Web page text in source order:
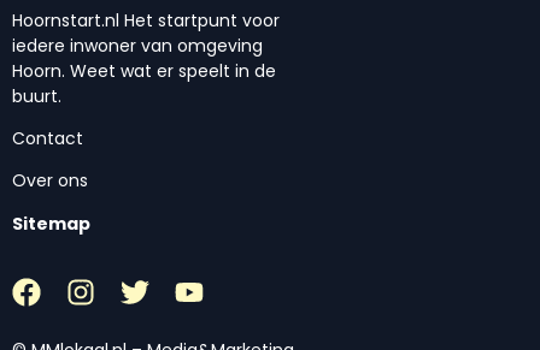
Hoornstart.nl Het startpunt voor
iedere inwoner van omgeving
Hoorn. Weet wat er speelt in de
buurt.
Contact
Over ons
Sitemap